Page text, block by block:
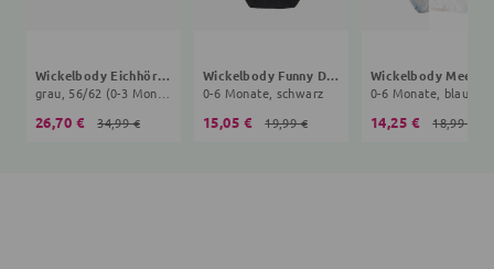
Wickelbody Eichhörnchen
grau, 56/62 (0-3 Monate)
26,70 € 34,99 €
Wickelbody Funny Day
0-6 Monate, schwarz
15,05 € 19,99 €
0-6 Monate, blau,
14,25 € 18,99 €